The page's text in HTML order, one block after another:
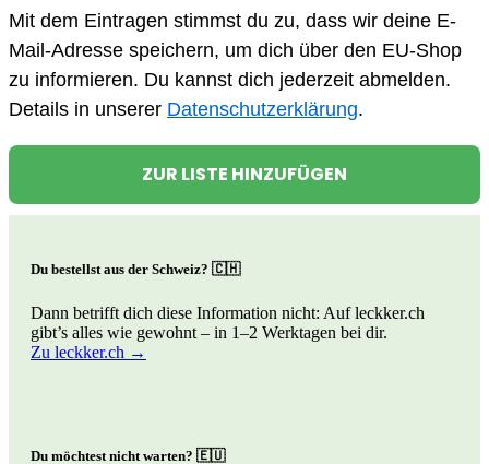
Mit dem Eintragen stimmst du zu, dass wir deine E-
Mail-Adresse speichern, um dich über den EU-Shop
zu informieren. Du kannst dich jederzeit abmelden.
Details in unserer Datenschutzerklärung.
ZUR LISTE HINZUFÜGEN
Du bestellst aus der Schweiz? 🇨🇭
Dann betrifft dich diese Information nicht: Auf leckker.ch
gibt’s alles wie gewohnt – in 1–2 Werktagen bei dir.
Zu leckker.ch →
Du möchtest nicht warten? 🇪🇺